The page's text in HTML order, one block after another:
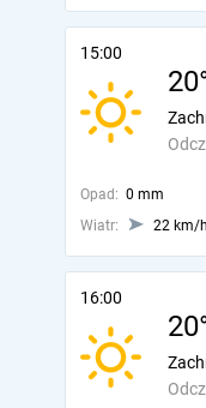
15:00
Opad: 0 mm
Wiatr:
22 km/h
16:00